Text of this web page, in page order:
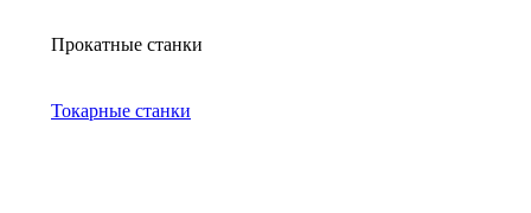
Прокатные станки
Токарные станки